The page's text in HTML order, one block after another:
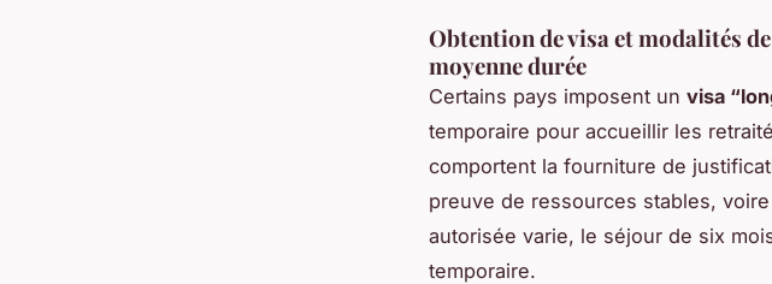
Obtention de visa et modalités
moyenne durée
Certains pays imposent un visa
temporaire pour accueillir les
comportent la fourniture de
preuve de ressources stables,
autorisée varie, le séjour de six
temporaire.